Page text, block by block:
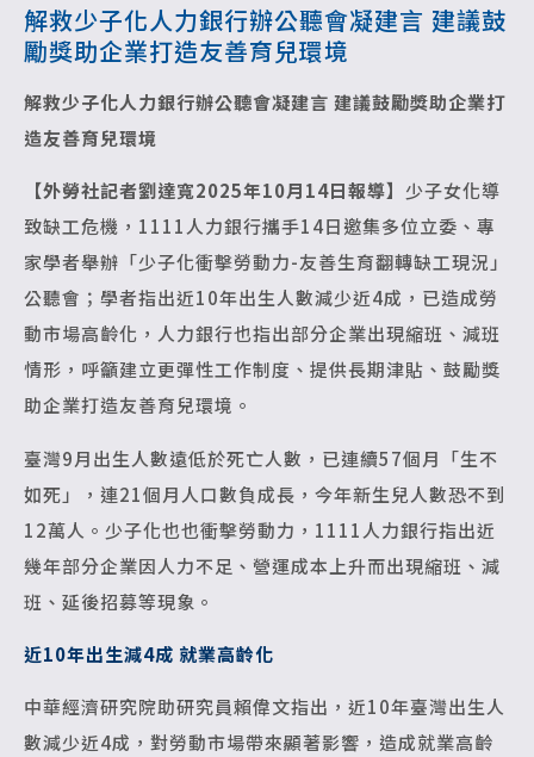
解救少子化人力銀行辦公聽會凝建言 建議鼓
勵獎助企業打造友善育兒環境
解救少子化人力銀行辦公聽會凝建言 建議鼓勵獎助企業打
造友善育兒環境
【外勞社記者劉達寬2025年10月14日報導】 少子女化導
致缺工危機，1111人力銀行攜手14日邀集多位立委、專
家學者舉辦「少子化衝擊勞動力-友善生育翻轉缺工現況」
公聽會；學者指出近10年出生人數減少近4成，已造成勞
動市場高齡化，人力銀行也指出部分企業出現縮班、減班
情形，呼籲建立更彈性工作制度、提供長期津貼、鼓勵獎
助企業打造友善育兒環境。
臺灣9月出生人數遠低於死亡人數，已連續57個月「生不
如死」，連21個月人口數負成長，今年新生兒人數恐不到
12萬人。少子化也也衝擊勞動力，1111人力銀行指出近
幾年部分企業因人力不足、營運成本上升而出現縮班、減
班、延後招募等現象。
近10年出生減4成 就業高齡化
中華經濟研究院助研究員賴偉文指出，近10年臺灣出生人
數減少近4成，對勞動市場帶來顯著影響，造成就業高齡